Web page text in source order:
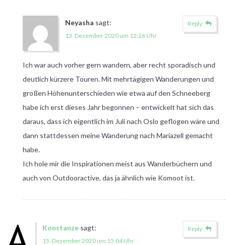
Neyasha sagt:
13. Dezember 2020 um 12:26 Uhr
Ich war auch vorher gern wandern, aber recht sporadisch und
deutlich kürzere Touren. Mit mehrtägigen Wanderungen und
großen Höhenunterschieden wie etwa auf den Schneeberg
habe ich erst dieses Jahr begonnen – entwickelt hat sich das
daraus, dass ich eigentlich im Juli nach Oslo geflogen wäre und
dann stattdessen meine Wanderung nach Mariazell gemacht
habe.
Ich hole mir die Inspirationen meist aus Wanderbüchern und
auch von Outdooractive, das ja ähnlich wie Komoot ist.
Reply
Konstanze sagt:
15. Dezember 2020 um 15:04 Uhr
Reply